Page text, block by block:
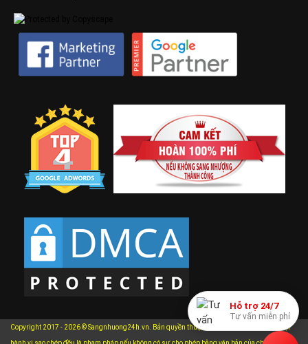
Hỗ trợ 24/7
Tư vấn miễn phí
Copyright 2017 - 2026 © Sangnhuong24h.vn. Bản quyền thuộc về Sangnhuong24h.vn. Mọi